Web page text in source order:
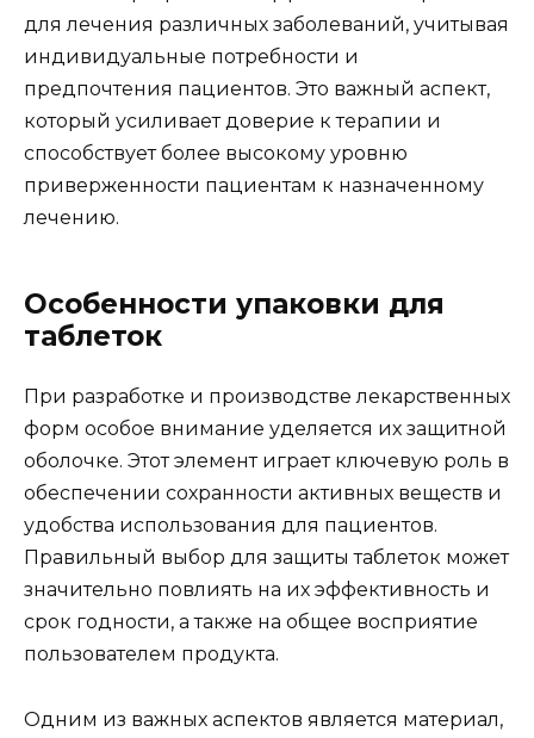
для лечения различных заболеваний, учитывая
индивидуальные потребности и
предпочтения пациентов. Это важный аспект,
который усиливает доверие к терапии и
способствует более высокому уровню
приверженности пациентам к назначенному
лечению.
Особенности упаковки для
таблеток
При разработке и производстве лекарственных
форм особое внимание уделяется их защитной
оболочке. Этот элемент играет ключевую роль в
обеспечении сохранности активных веществ и
удобства использования для пациентов.
Правильный выбор для защиты таблеток может
значительно повлиять на их эффективность и
срок годности, а также на общее восприятие
пользователем продукта.
Одним из важных аспектов является материал,